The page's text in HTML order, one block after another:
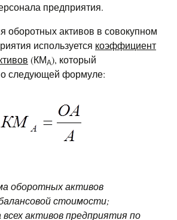
предприятия.
оборотных активов в совокупном
используется коэффициент
(КМА), который
следующей формуле:
оборотных активов
стоимости;
активов предприятия по